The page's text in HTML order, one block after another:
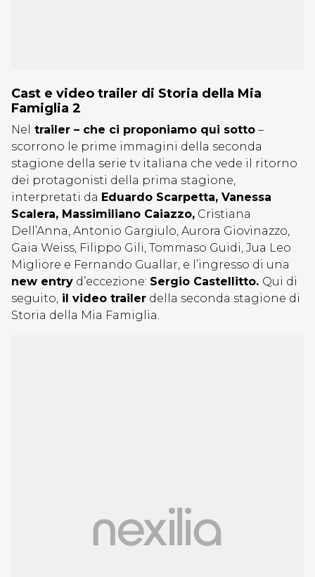
Cast e video trailer di Storia della Mia
Famiglia 2
Nel trailer – che ci proponiamo qui sotto –
scorrono le prime immagini della seconda
stagione della serie tv italiana che vede il ritorno
dei protagonisti della prima stagione,
interpretati da Eduardo Scarpetta, Vanessa
Scalera, Massimiliano Caiazzo, Cristiana
Dell’Anna, Antonio Gargiulo, Aurora Giovinazzo,
Gaia Weiss, Filippo Gili, Tommaso Guidi, Jua Leo
Migliore e Fernando Guallar, e l’ingresso di una
new entry d’eccezione: Sergio Castellitto. Qui di
seguito, il video trailer della seconda stagione di
Storia della Mia Famiglia.